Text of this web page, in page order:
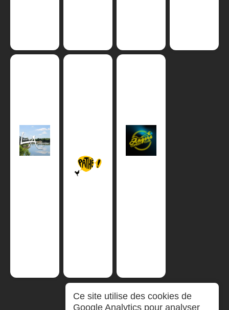
Ce site utilise des cookies de
Google Analytics pour analyser